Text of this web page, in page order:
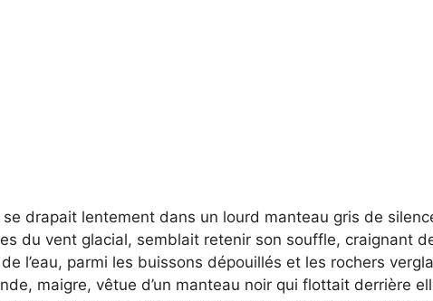
se drapait lentement dans un lourd manteau gris de
du vent glacial, semblait retenir son souffle, craignant
l’eau, parmi les buissons dépouillés et les rochers
maigre, vêtue d’un manteau noir qui flottait derrière